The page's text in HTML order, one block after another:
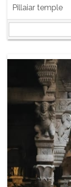
Pillaiar temple